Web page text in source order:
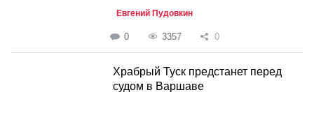
Евгений Пудовкин
0 3357 0
Храбрый Туск предстанет перед
судом в Варшаве